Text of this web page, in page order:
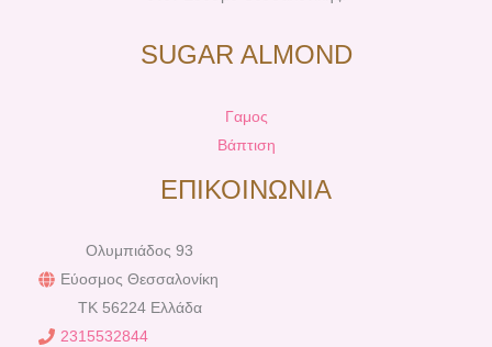
SUGAR ALMOND
Γαμος
Βάπτιση
ΕΠΙΚΟΙΝΩΝΙΑ
Ολυμπιάδος 93
Εύοσμος Θεσσαλονίκη
TK 56224 Ελλάδα
2315532844